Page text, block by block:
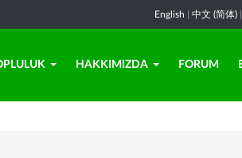
English 中文 (简体)
HAKKIMIZDA FORUM